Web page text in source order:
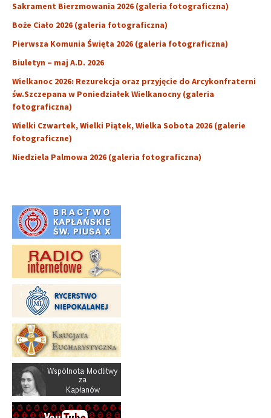
Sakrament Bierzmowania 2026 (galeria fotograficzna)
Boże Ciało 2026 (galeria fotograficzna)
Pierwsza Komunia Święta 2026 (galeria fotograficzna)
Biuletyn – maj A.D. 2026
Wielkanoc 2026: Rezurekcja oraz przyjęcie do Arcykonfraterni
św.Szczepana w Poniedziałek Wielkanocny (galeria
fotograficzna)
Wielki Czwartek, Wielki Piątek, Wielka Sobota 2026 (galerie
fotograficzne)
Niedziela Palmowa 2026 (galeria fotograficzna)